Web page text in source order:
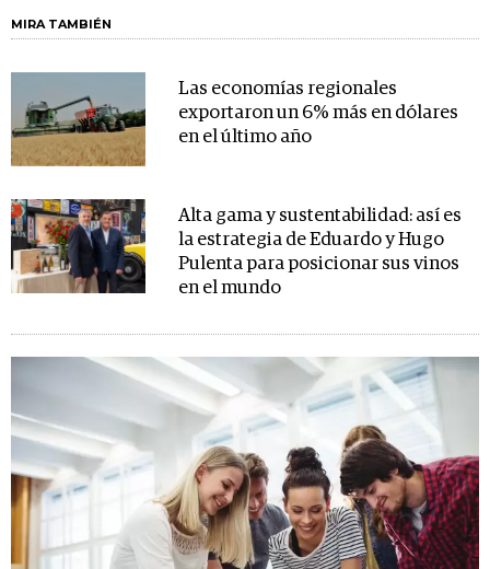
MIRA TAMBIÉN
Las economías regionales
exportaron un 6% más en dólares
en el último año
Alta gama y sustentabilidad: así es
la estrategia de Eduardo y Hugo
Pulenta para posicionar sus vinos
en el mundo